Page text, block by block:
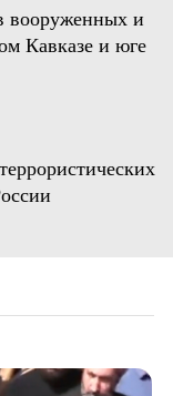
вооруженных и
Кавказе и юге